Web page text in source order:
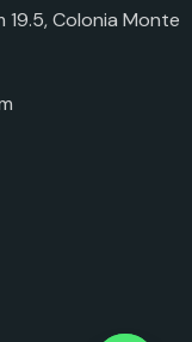
Colonia Monte